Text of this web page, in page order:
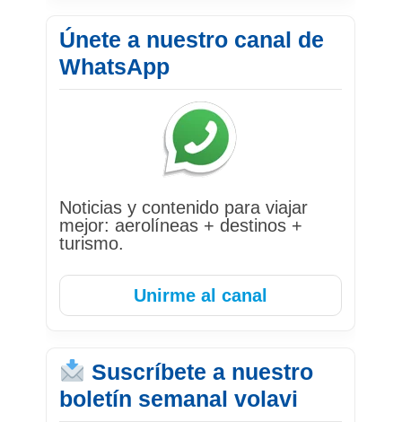
Únete a nuestro canal de
WhatsApp
Noticias y contenido para viajar
mejor: aerolíneas + destinos +
turismo.
Unirme al canal
Suscríbete a nuestro
boletín semanal volavi